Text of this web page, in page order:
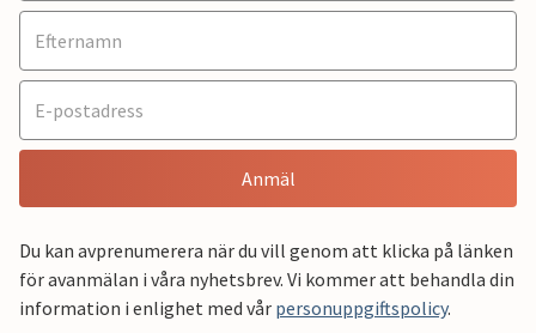
Anmäl
Du kan avprenumerera när du vill genom att klicka på länken
för avanmälan i våra nyhetsbrev. Vi kommer att behandla din
information i enlighet med vår personuppgiftspolicy.